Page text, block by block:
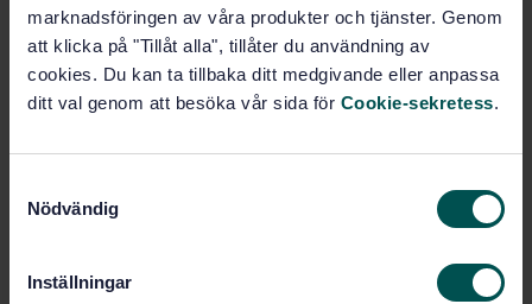
marknadsföringen av våra produkter och tjänster. Genom
att klicka på "Tillåt alla", tillåter du användning av
cookies. Du kan ta tillbaka ditt medgivande eller anpassa
ditt val genom att besöka vår sida för Cookie-sekretess.
Nödvändig
Inställningar
PDF
Fler alternativ
Internationell titel:
Coating powders - Part